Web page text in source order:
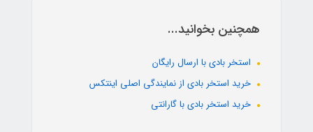
همچنین بخوانید...
استخر بادی با ارسال رایگان
خرید استخر بادی از نمایندگی اصلی اینتکس
خرید استخر بادی با گارانتی